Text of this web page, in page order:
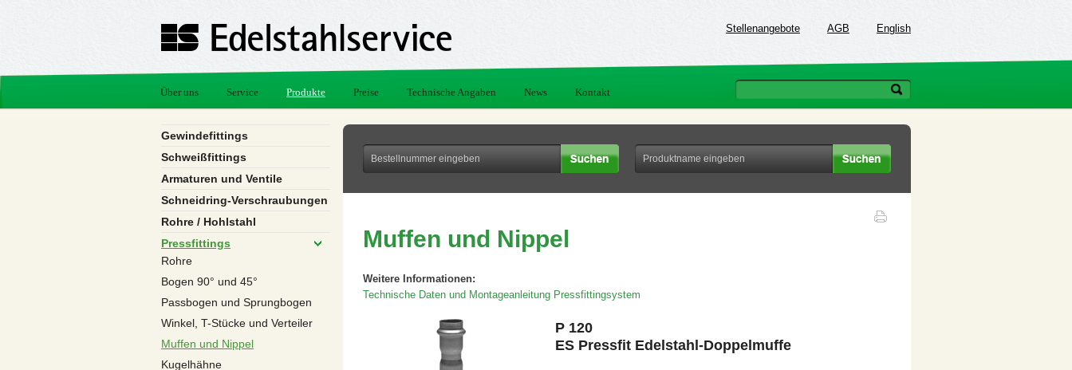
Über uns Service Produkte Preise Technische Angaben News Kontakt
Stellenangebote AGB English
Gewindefittings
Schweißfittings
Armaturen und Ventile
Schneidring-Verschraubungen
Rohre / Hohlstahl
Pressfittings
Rohre
Bogen 90° und 45°
Passbogen und Sprungbogen
Winkel, T-Stücke und Verteiler
Muffen und Nippel
Kugelhähne
Muffen und Nippel
Weitere Informationen:
Technische Daten und Montageanleitung Pressfittingsystem
P 120
ES Pressfit Edelstahl-Doppelmuffe